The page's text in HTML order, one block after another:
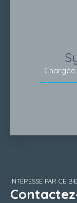
INTÉRESSÉ PAR CE